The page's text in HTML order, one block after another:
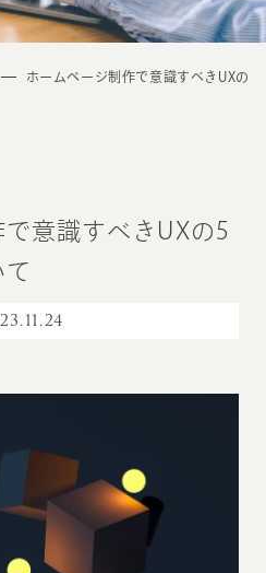
ホームページ制作で意識すべきUXの
意識すべきUXの5
.11.24